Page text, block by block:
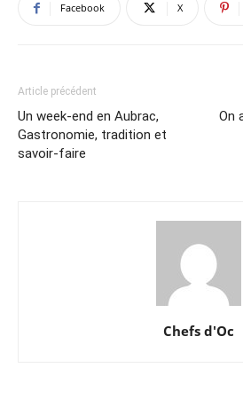
Facebook X
Article précédent
Un week-end en Aubrac,
Gastronomie, tradition et
savoir-faire
On
Chefs d'Oc